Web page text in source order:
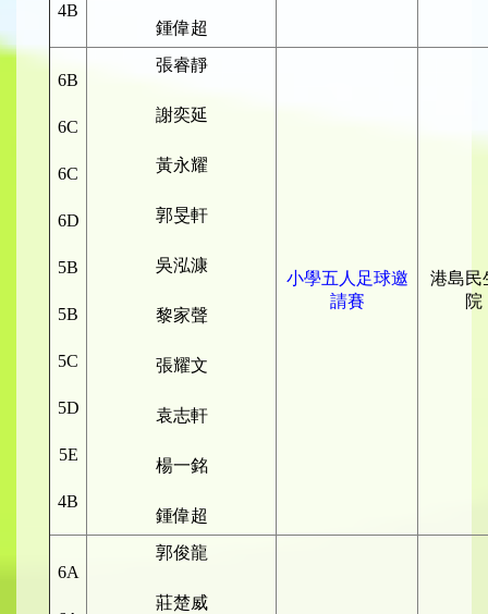
4B
鍾偉超
6B
6C
6C
6D
5B
5B
5C
5D
5E
4B
張睿靜
謝奕延
黃永耀
郭旻軒
吳泓漮
黎家聲
張耀文
袁志軒
楊一銘
鍾偉超
小學五人足球邀
請賽
港島民
院
6A
郭俊龍
莊楚威